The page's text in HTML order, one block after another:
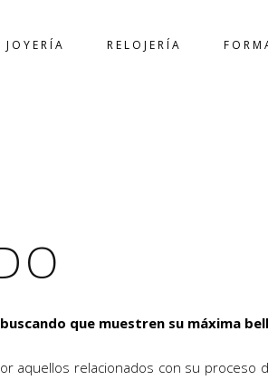
JOYERÍA RELOJERÍA
que muestren su máxima
relacionados con su proceso